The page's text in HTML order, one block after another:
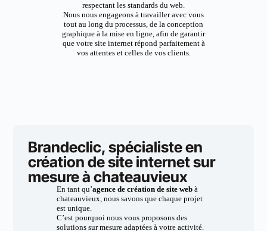
respectant les standards du web.
Nous nous engageons à travailler avec vous
tout au long du processus, de la conception
graphique à la mise en ligne, afin de garantir
que votre site internet répond parfaitement à
vos attentes et celles de vos clients.
Brandeclic, spécialiste en
création de site internet sur
mesure à chateauvieux
En tant qu’agence de création de site webà
chateauvieux, nous savons que chaque projet
est unique.
C’est pourquoi nous vous proposons des
solutions sur mesure adaptées à votre activité.